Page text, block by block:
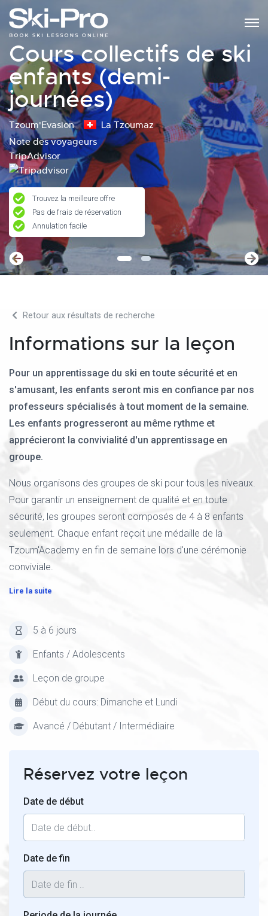
Cours collectifs de ski
enfants (demi-
journées)
Tzoum'Evasion
La Tzoumaz
Note des voyageurs
TripAdvisor
Trouvez la meilleure offre
Pas de frais de réservation
Annulation facile
Retour aux résultats de recherche
Informations sur la leçon
Pour un apprentissage du ski en toute sécurité et en
s'amusant, les enfants seront mis en confiance par nos
professeurs spécialisés à tout moment de la semaine.
Les enfants progresseront au même rythme et
apprécieront la convivialité d'un apprentissage en
groupe.
Nous organisons des groupes de ski pour tous les niveaux.
Pour garantir un enseignement de qualité et en toute
sécurité, les groupes seront composés de 4 à 8 enfants
seulement. Chaque enfant reçoit une médaille de la
Tzoum'Academy en fin de semaine lors d'une cérémonie
conviviale.
Lire la suite
5 à 6 jours
Enfants / Adolescents
Leçon de groupe
Début du cours: Dimanche et Lundi
Avancé / Débutant / Intermédiaire
Réservez votre leçon
Date de début
Date de fin